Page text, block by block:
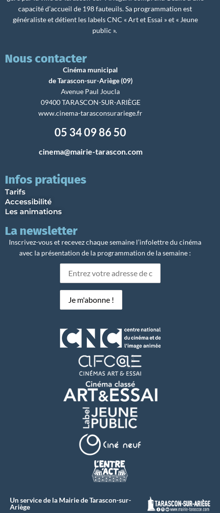
capacité d’accueil de 198 fauteuils. Sa programmation est
généraliste et détient les labels CNC « Art et Essai » et « Jeune
public ».
Nous contacter
Cinéma municipal
de Tarascon-sur-Ariège (09)
Avenue Paul Joucla
09400 TARASCON-SUR-ARIÈGE
www.cinema-tarasconsurariege.fr
05 34 09 86 50
cinema@mairie-tarascon.com
Infos pratiques
Tarifs
Accessibilité
Les animations
La newsletter
Inscrivez-vous et recevez chaque semaine l’infolettre du cinéma
avec la présentation de la programmation de la semaine :
Un service de la Mairie de Tarascon-sur-
Ariège